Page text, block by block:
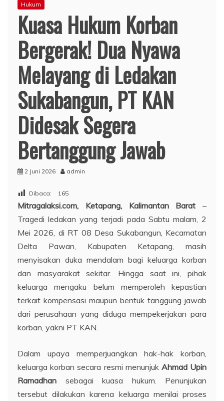
Hukum
Kuasa Hukum Korban
Bergerak! Dua Nyawa
Melayang di Ledakan
Sukabangun, PT KAN
Didesak Segera
Bertanggung Jawab
2 Juni 2026 admin
Dibaca: 165
Mitragalaksi.com, Ketapang, Kalimantan Barat –
Tragedi ledakan yang terjadi pada Sabtu malam, 2
Mei 2026, di RT 08 Desa Sukabangun, Kecamatan
Delta Pawan, Kabupaten Ketapang, masih
menyisakan duka mendalam bagi keluarga korban
dan masyarakat sekitar. Hingga saat ini, pihak
keluarga mengaku belum memperoleh kepastian
terkait kompensasi maupun bentuk tanggung jawab
dari perusahaan yang diduga mempekerjakan para
korban, yakni PT KAN.
Dalam upaya memperjuangkan hak-hak korban,
keluarga korban secara resmi menunjuk Ahmad Upin
Ramadhan sebagai kuasa hukum. Penunjukan
tersebut dilakukan karena keluarga menilai proses